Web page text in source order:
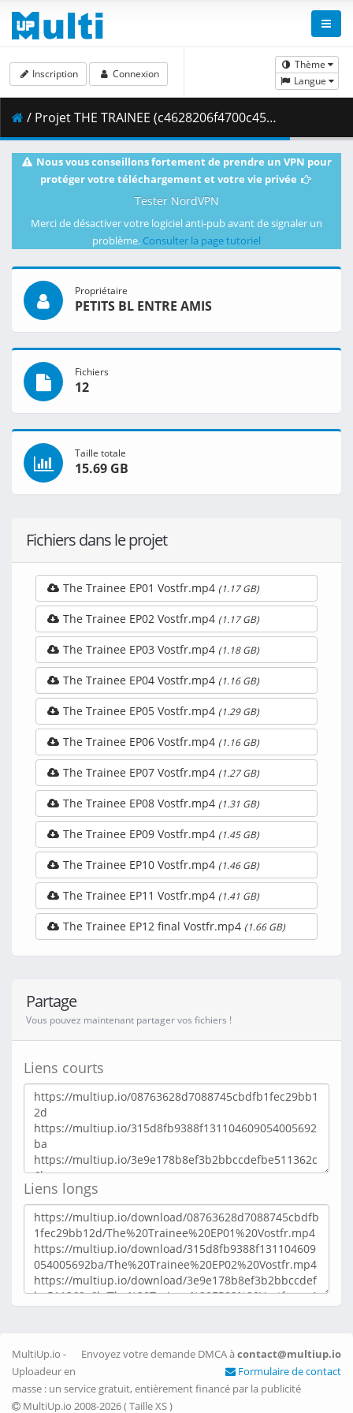
Thème
Langue
Inscription Connexion
/ Projet THE TRAINEE (c4628206f4700c456fd2e43606ae83aa)
Nous vous conseillons fortement de prendre un VPN pour
protéger votre téléchargement et votre vie privée
Tester NordVPN
Merci de désactiver votre logiciel anti-pub avant de signaler un
problème. Consulter la page tutoriel
Propriétaire
PETITS BL ENTRE AMIS
Fichiers
12
Taille totale
15.69 GB
Fichiers dans le projet
The Trainee EP01 Vostfr.mp4 (1.17 GB)
The Trainee EP02 Vostfr.mp4 (1.17 GB)
The Trainee EP03 Vostfr.mp4 (1.18 GB)
The Trainee EP04 Vostfr.mp4 (1.16 GB)
The Trainee EP05 Vostfr.mp4 (1.29 GB)
The Trainee EP06 Vostfr.mp4 (1.16 GB)
The Trainee EP07 Vostfr.mp4 (1.27 GB)
The Trainee EP08 Vostfr.mp4 (1.31 GB)
The Trainee EP09 Vostfr.mp4 (1.45 GB)
The Trainee EP10 Vostfr.mp4 (1.46 GB)
The Trainee EP11 Vostfr.mp4 (1.41 GB)
The Trainee EP12 final Vostfr.mp4 (1.66 GB)
Partage
Vous pouvez maintenant partager vos fichiers !
Liens courts
Liens longs
Envoyez votre demande DMCA àcontact@multiup.io
Formulaire de contact
MultiUp.io -
Uploadeur en
masse : un service gratuit, entièrement financé par la publicité
MultiUp.io 2008-2026 ( Taille XS)